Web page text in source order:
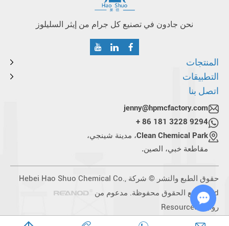
نحن جادون في تصنيع كل جرام من إيثر السليلوز
المنتجات
التطبيقات
اتصل بنا
jenny@hpmcfactory.com
+ 86 181 3228 9294
Clean Chemical Park، مدينة شينجي،
مقاطعة خبي، الصين.
حقوق الطبع والنشر © شركة Hebei Hao Shuo Chemical Co.,
Ltd. جميع الحقوق محفوظة. مدعوم من
روابط: Resources